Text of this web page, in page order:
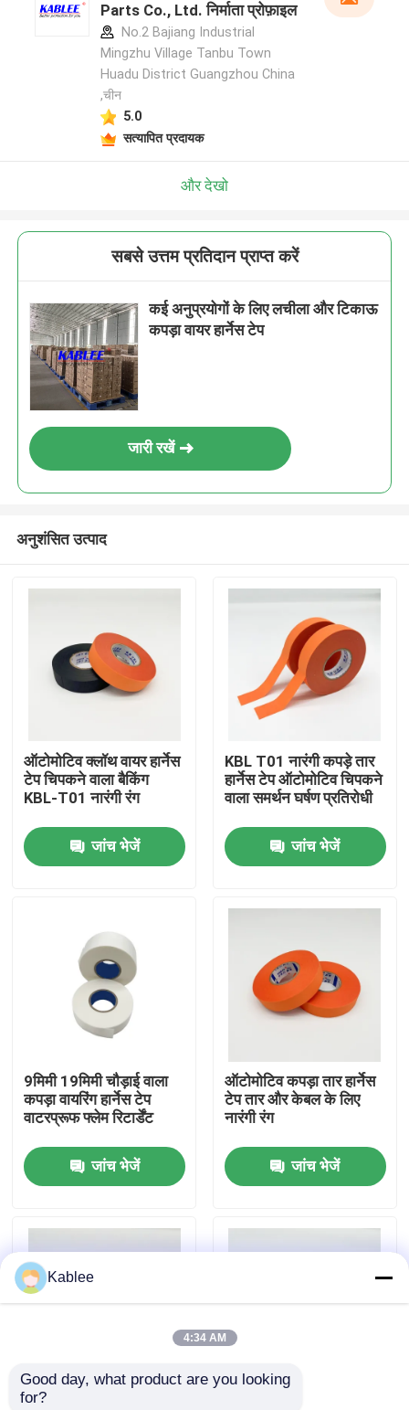
हमारे बारे में
फैक्टरी यात्रा
गुणवत्ता नियंत्रण
हमसे संपर्क करें
ऑटोमोटिव वायर हार्नेस टेप
Parts Co., Ltd. निर्माता प्रोफ़ाइल
No.2 Bajiang Industrial
Mingzhu Village Tanbu Town
Huadu District Guangzhou China
,चीन
5.0
सत्यापित प्रदायक
और देखो
सबसे उत्तम प्रतिदान प्राप्त करें
कई अनुप्रयोगों के लिए लचीला और टिकाऊ
कपड़ा वायर हार्नेस टेप
जारी रखें
अनुशंसित उत्पाद
ऑटोमोटिव क्लॉथ वायर हार्नेस
टेप चिपकने वाला बैकिंग
KBL-T01 नारंगी रंग
जांच भेजें
KBL T01 नारंगी कपड़े तार
हार्नेस टेप ऑटोमोटिव चिपकने
वाला समर्थन घर्षण प्रतिरोधी
जांच भेजें
9मिमी 19मिमी चौड़ाई वाला
कपड़ा वायरिंग हार्नेस टेप
वाटरप्रूफ फ्लेम रिटार्डेंट
जांच भेजें
ऑटोमोटिव कपड़ा तार हार्नेस
टेप तार और केबल के लिए
नारंगी रंग
जांच भेजें
उच्च-प्रदर्शन वाले ऑटोमोटिव
Kablee
4:34 AM
Good day, what product are you looking
for?